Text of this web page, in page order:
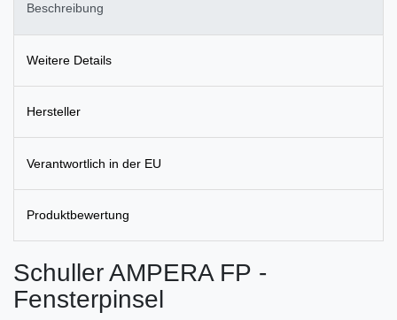
Beschreibung
Weitere Details
Hersteller
Verantwortlich in der EU
Produktbewertung
Schuller AMPERA FP -
Fensterpinsel